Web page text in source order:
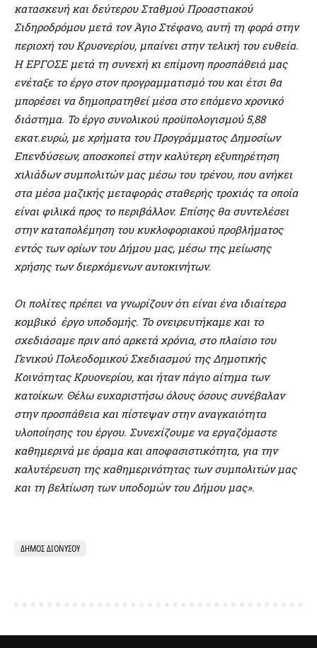
κατασκευή και δεύτερου Σταθμού Προαστιακού
Σιδηροδρόμου μετά τον Άγιο Στέφανο, αυτή τη φορά στην
περιοχή του Κρυονερίου, μπαίνει στην τελική του ευθεία.
Η ΕΡΓΟΣΕ μετά τη συνεχή κι επίμονη προσπάθειά μας
ενέταξε το έργο στον προγραμματισμό του και έτσι θα
μπορέσει να δημοπρατηθεί μέσα στο επόμενο χρονικό
διάστημα. Το έργο συνολικού προϋπολογισμού 5,88
εκατ.ευρώ, με χρήματα του Προγράμματος Δημοσίων
Επενδύσεων, αποσκοπεί στην καλύτερη εξυπηρέτηση
χιλιάδων συμπολιτών μας μέσω του τρένου, που ανήκει
στα μέσα μαζικής μεταφοράς σταθερής τροχιάς τα οποία
είναι φιλικά προς το περιβάλλον. Επίσης θα συντελέσει
στην καταπολέμηση του κυκλοφοριακού προβλήματος
εντός των ορίων του Δήμου μας, μέσω της μείωσης
χρήσης των διερχόμενων αυτοκινήτων.
Οι πολίτες πρέπει να γνωρίζουν ότι είναι ένα ιδιαίτερα
κομβικό έργο υποδομής. Το ονειρευτήκαμε και το
σχεδιάσαμε πριν από αρκετά χρόνια, στο πλαίσιο του
Γενικού Πολεοδομικού Σχεδιασμού της Δημοτικής
Κοινότητας Κρυονερίου, και ήταν πάγιο αίτημα των
κατοίκων. Θέλω ευχαριστήσω όλους όσους συνέβαλαν
στην προσπάθεια και πίστεψαν στην αναγκαιότητα
υλοποίησης του έργου. Συνεχίζουμε να εργαζόμαστε
καθημερινά με όραμα και αποφασιστικότητα, για την
καλυτέρευση της καθημερινότητας των συμπολιτών μας
και τη βελτίωση των υποδομών του Δήμου μας».
ΔΉΜΟΣ ΔΙΟΝΎΣΟΥ